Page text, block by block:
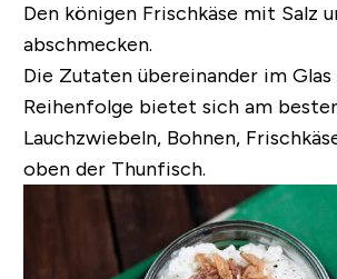
Den königen Frischkäse mit Salz
abschmecken.
Die Zutaten übereinander im
Reihenfolge bietet sich am
Lauchzwiebeln, Bohnen,
oben der Thunfisch.